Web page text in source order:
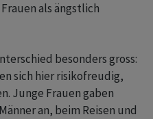
als ängstlich
besonders gross:
sich hier risikofreudig,
Junge Frauen gaben
an, beim Reisen und